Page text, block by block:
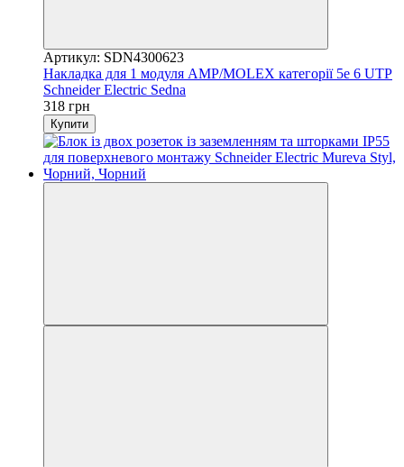
Артикул: SDN4300623
Накладка для 1 модуля AMP/MOLEX категорії 5e 6 UTP
Schneider Electric Sedna
318 грн
Купити